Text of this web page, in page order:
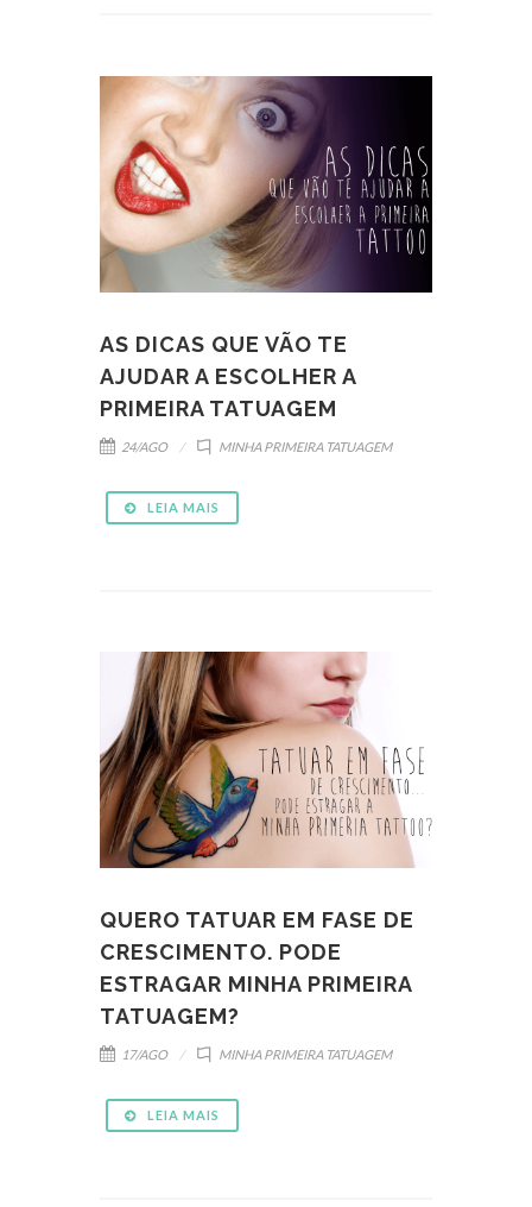
AS DICAS QUE VÃO TE
AJUDAR A ESCOLHER A
PRIMEIRA TATUAGEM
24/AGO MINHA PRIMEIRA TATUAGEM
LEIA MAIS
QUERO TATUAR EM FASE DE
CRESCIMENTO. PODE
ESTRAGAR MINHA PRIMEIRA
TATUAGEM?
17/AGO MINHA PRIMEIRA TATUAGEM
LEIA MAIS